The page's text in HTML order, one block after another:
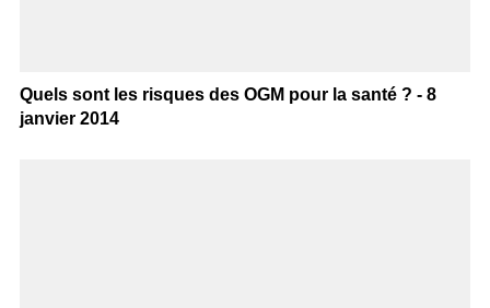
Quels sont les risques des OGM pour la santé ? - 8
janvier 2014